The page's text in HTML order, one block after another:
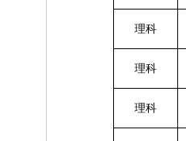
理科
理科
理科